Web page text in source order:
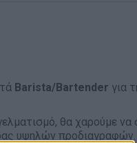
Barista/Bartender για
θα χαρούμε να
υψηλών προδιαγραφών.